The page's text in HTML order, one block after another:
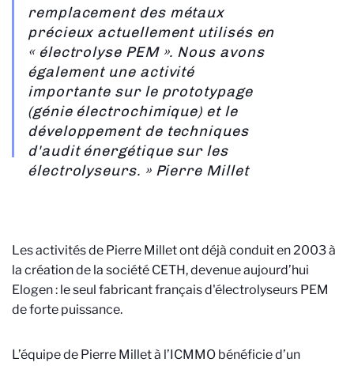
remplacement des métaux
précieux actuellement utilisés en
« électrolyse PEM ». Nous avons
également une activité
importante sur le prototypage
(génie électrochimique) et le
développement de techniques
d'audit énergétique sur les
électrolyseurs. » Pierre Millet
Les activités de Pierre Millet ont déjà conduit en 2003 à
la création de la société CETH, devenue aujourd’hui
Elogen : le seul fabricant français d'électrolyseurs PEM
de forte puissance.
L’équipe de Pierre Millet à l’ICMMO bénéficie d’un